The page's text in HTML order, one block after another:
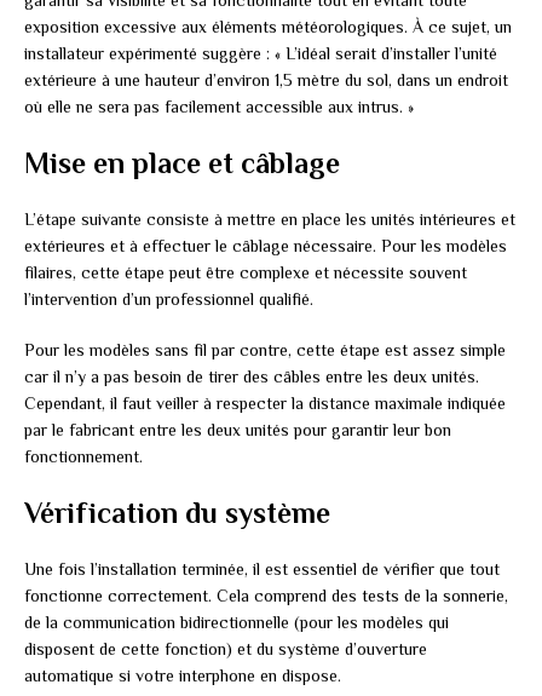
exposition excessive aux éléments météorologiques. À ce sujet, un
installateur expérimenté suggère : « L’idéal serait d’installer l’unité
extérieure à une hauteur d’environ 1,5 mètre du sol, dans un endroit
où elle ne sera pas facilement accessible aux intrus. »
Mise en place et câblage
L’étape suivante consiste à mettre en place les unités intérieures et
extérieures et à effectuer le câblage nécessaire. Pour les modèles
filaires, cette étape peut être complexe et nécessite souvent
l’intervention d’un professionnel qualifié.
Pour les modèles sans fil par contre, cette étape est assez simple
car il n’y a pas besoin de tirer des câbles entre les deux unités.
Cependant, il faut veiller à respecter la distance maximale indiquée
par le fabricant entre les deux unités pour garantir leur bon
fonctionnement.
Vérification du système
Une fois l’installation terminée, il est essentiel de vérifier que tout
fonctionne correctement. Cela comprend des tests de la sonnerie,
de la communication bidirectionnelle (pour les modèles qui
disposent de cette fonction) et du système d’ouverture
automatique si votre interphone en dispose.